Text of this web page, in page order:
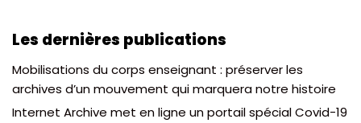
Les dernières publications
Mobilisations du corps enseignant : préserver les
archives d’un mouvement qui marquera notre histoire
Internet Archive met en ligne un portail spécial Covid-19